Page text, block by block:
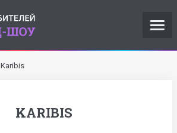
Karibis
KARIBIS